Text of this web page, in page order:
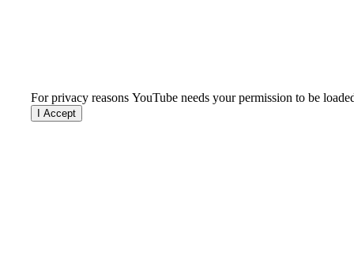
For privacy reasons YouTube needs your permission to be
I Accept